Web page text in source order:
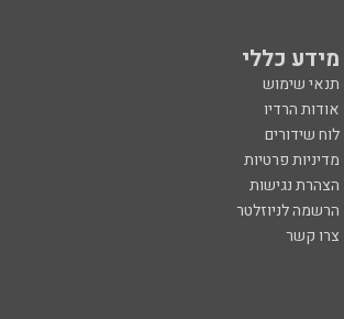
מידע כללי
תנאי שימוש
אודות הרדיו
לוח שידורים
מדיניות פרטיות
הצהרת נגישות
הרשמה לניוזלטר
צרו קשר